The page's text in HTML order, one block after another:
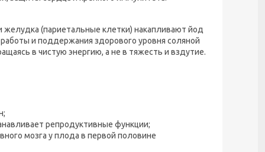
желудка (париетальные клетки) накапливают йод
и поддержания здорового уровня соляной
в чистую энергию, а не в тяжесть и вздутие.
репродуктивные функции;
мозга у плода в первой половине